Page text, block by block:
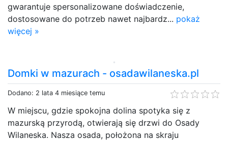
gwarantuje spersonalizowane doświadczenie,
dostosowane do potrzeb nawet najbardz... pokaż
więcej »
Domki w mazurach - osadawilaneska.pl
Dodano: 2 lata 4 miesiące temu
W miejscu, gdzie spokojna dolina spotyka się z
mazurską przyrodą, otwierają się drzwi do Osady
Wilaneska. Nasza osada, położona na skraju